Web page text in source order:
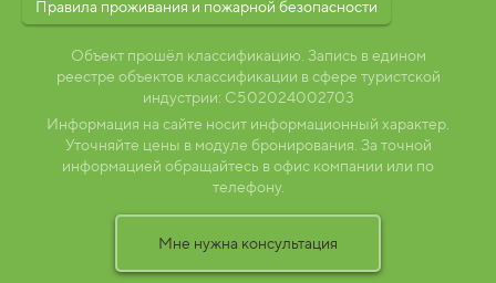
Правила проживания и пожарной безопасности
Объект прошёл классификацию. Запись в едином
реестре объектов классификации в сфере туристской
индустрии: С502024002703
Информация на сайте носит информационный характер.
Уточняйте цены в модуле бронирования. За точной
информацией обращайтесь в офис компании или по
телефону.
Мне нужна консультация